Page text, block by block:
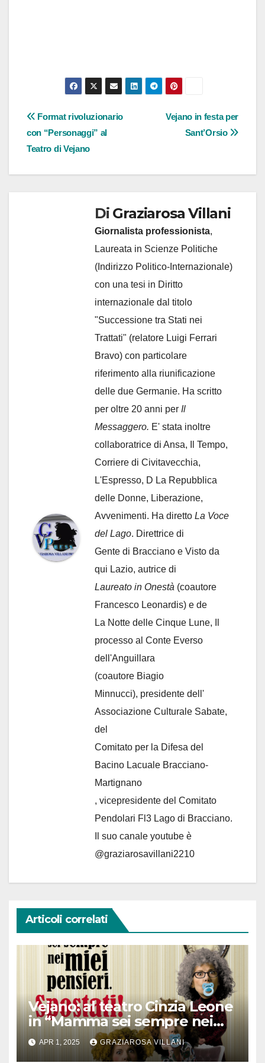
Navigazione
articoli
Vejano in festa per
Sant’Orsio
Format rivoluzionario
con “Personaggi” al
Teatro di Vejano
Di Graziarosa Villani
Giornalista professionista,
Laureata in Scienze Politiche
(Indirizzo Politico-Internazionale)
con una tesi in Diritto
internazionale dal titolo
"Successione tra Stati nei
Trattati" (relatore Luigi Ferrari
Bravo) con particolare
riferimento alla riunificazione
delle due Germanie. Ha scritto
per oltre 20 anni per Il
Messaggero. E' stata inoltre
collaboratrice di Ansa, Il Tempo,
Corriere di Civitavecchia,
L'Espresso, D La Repubblica
delle Donne, Liberazione,
Avvenimenti. Ha diretto La Voce
del Lago. Direttrice di
Gente di Bracciano e Visto da
qui Lazio, autrice di
Laureato in Onestà (coautore
Francesco Leonardis) e de
La Notte delle Cinque Lune, Il
processo al Conte Everso
dell'Anguillara
(coautore Biagio
Minnucci), presidente dell'
Associazione Culturale Sabate,
del
Comitato per la Difesa del
Bacino Lacuale Bracciano-
Martignano
, vicepresidente del Comitato
Pendolari Fl3 Lago di Bracciano.
Il suo canale youtube è
@graziarosavillani2210
Articoli correlati
Vejano: al teatro Cinzia Leone
in “Mamma sei sempre nei
miei pensieri, spostati”
APR 1, 2025 GRAZIAROSA VILLANI